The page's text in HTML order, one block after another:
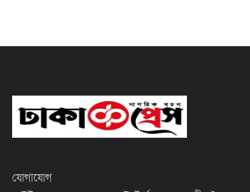
যোগাযোগ